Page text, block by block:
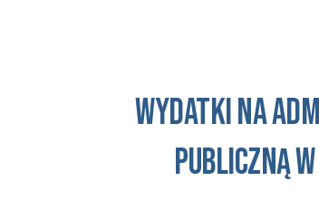
wydatki na
publiczną